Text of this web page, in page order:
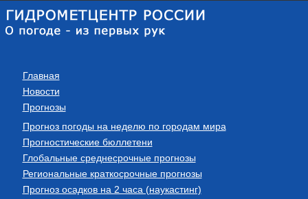
Главная
Новости
Прогнозы
Прогноз погоды на неделю по городам мира
Прогностические бюллетени
Глобальные среднесрочные прогнозы
Региональные краткосрочные прогнозы
Прогноз осадков на 2 часа (наукастинг)